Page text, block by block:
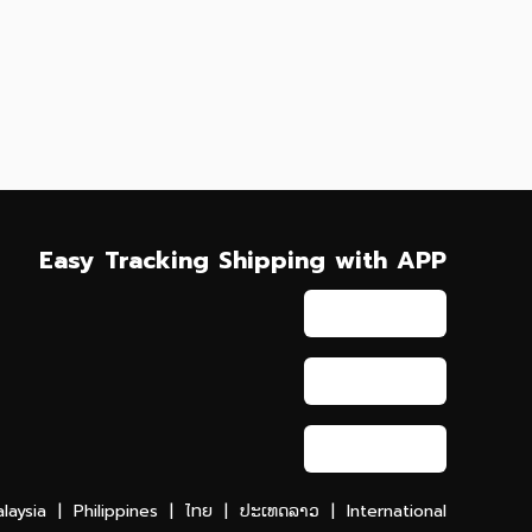
Easy Tracking Shipping with APP
| Philippines | ไทย | ປະເທດລາວ | International